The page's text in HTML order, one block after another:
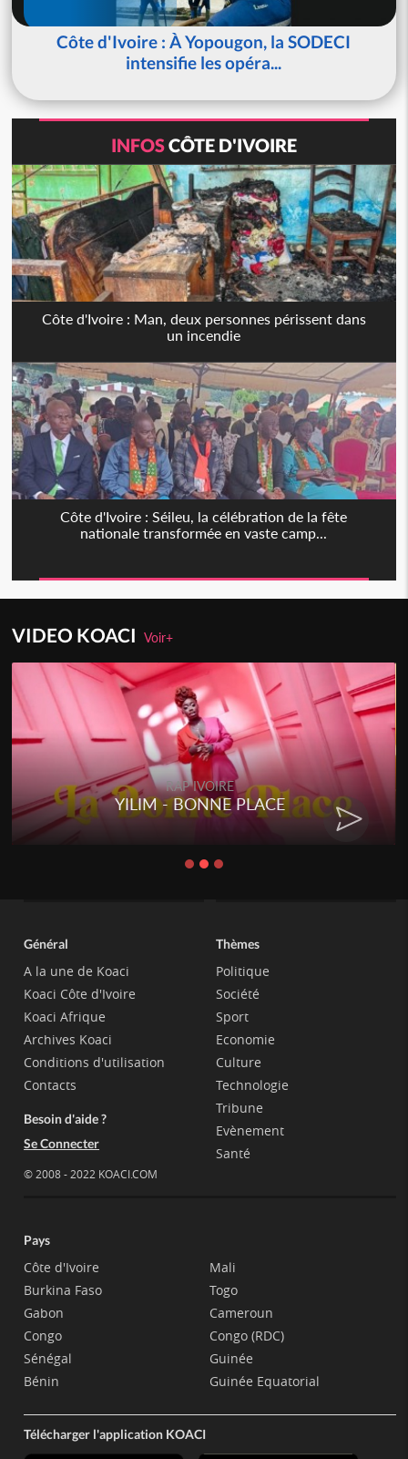
Côte d'Ivoire : À Yopougon, la SODECI
intensifie les opéra...
INFOSCÔTE D'IVOIRE
Côte d'Ivoire : Man, deux personnes périssent dans
un incendie
Côte d'Ivoire : Séileu, la célébration de la fête
nationale transformée en vaste camp...
VIDEO KOACIVoir+
RAP IVOIRE
YILIM - BONNE PLACE
Général
A la une de Koaci
Koaci Côte d'Ivoire
Koaci Afrique
Archives Koaci
Conditions d'utilisation
Contacts
Besoin d'aide ?
Se Connecter
© 2008 - 2022 KOACI.COM
Thèmes
Politique
Société
Sport
Economie
Culture
Technologie
Tribune
Evènement
Santé
Pays
Côte d'Ivoire
Burkina Faso
Gabon
Congo
Sénégal
Bénin
Mali
Togo
Cameroun
Congo (RDC)
Guinée
Guinée Equatorial
Télécharger l'application KOACI